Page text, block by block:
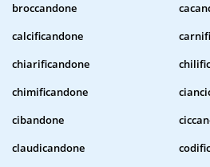
broccandone
calcificandone
chiarificandone
chimificandone
cibandone
claudicandone